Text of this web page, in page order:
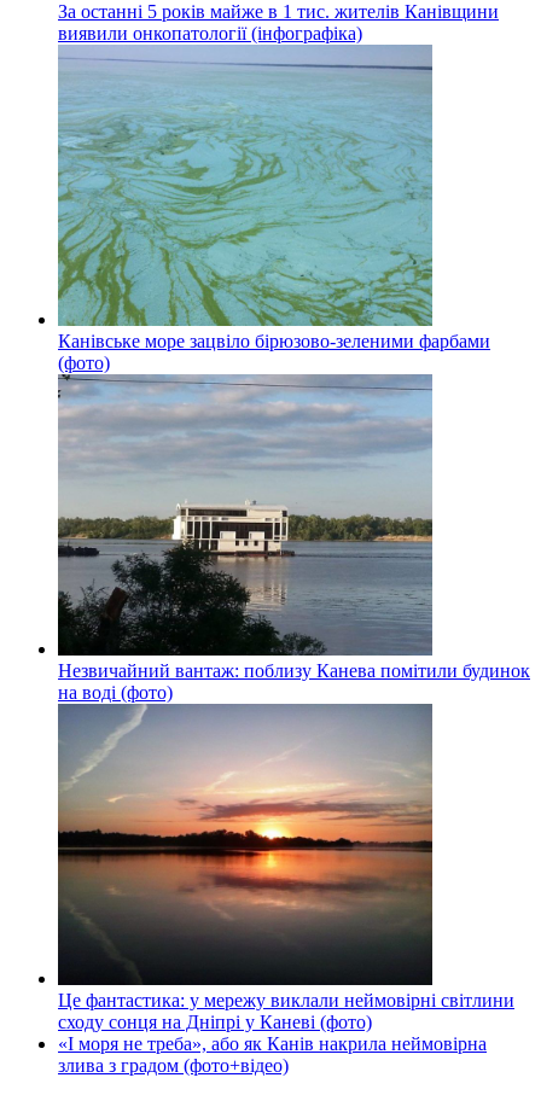
За останні 5 років майже в 1 тис. жителів Канівщини
виявили онкопатології (інфографіка)
Канівське море зацвіло бірюзово-зеленими фарбами
(фото)
Незвичайний вантаж: поблизу Канева помітили будинок
на воді (фото)
Це фантастика: у мережу виклали неймовірні світлини
сходу сонця на Дніпрі у Каневі (фото)
«І моря не треба», або як Канів накрила неймовірна
злива з градом (фото+відео)